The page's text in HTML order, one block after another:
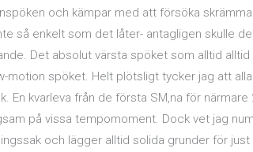
och kämpar med att försöka
så enkelt som det låter- antagligen skulle
Det absolut värsta spöket som alltid
motion spöket. Helt plötsligt tycker jag att
En kvarleva från de första SM,na för
på vissa tempomoment. Dock vet jag
och lägger alltid solida grunder för